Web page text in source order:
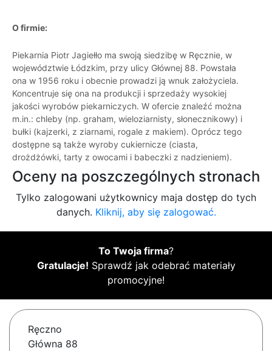
O firmie:
Piekarnia Piotr Jagiełło ma swoją siedzibę w Ręcznie, w
województwie Łódzkim, przy ulicy Głównej 88. Powstała
ona w 1956 roku i obecnie prowadzi ją wnuk założyciela.
Koncentruje się ona na produkcji i sprzedaży wysokiej
jakości wyrobów piekarniczych. W ofercie znaleźć można
m.in.: chleby (np. graham, wieloziarnisty, słonecznikowy) i
bułki (kajzerki, z ziarnami, rogale z makiem). Oprócz tego
dostępne są także wyroby cukiernicze (ciasta,
drożdżówki, tarty z owocami i babeczki z nadzieniem).
Oceny na poszczególnych stronach
Tylko zalogowani użytkownicy maja dostęp do tych
danych. Kliknij, aby się zalogować.
To Twoja firma?
Gratulacje! Sprawdź jak odebrać materiały
promocyjne!
Ręczno
Główna 88